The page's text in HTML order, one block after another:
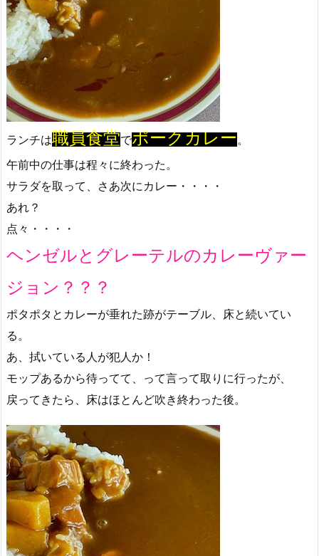
ランチは職員食堂でポークカレー。
午前中の仕事は程々に終わった。
サラダを取って、さあ次にカレー・・・・
あれ？
点々・・・・
ヘンゼルとグレーテルのカレーヴァー
ジョン？？？
ポタポタとカレーが垂れた跡がテーブル、床と続いてい
る。
あ、拭いている人が犯人か！
モップあるから待ってて、って言って取りに行ったが、
戻ってきたら、床はほとんど吹き終わった後。